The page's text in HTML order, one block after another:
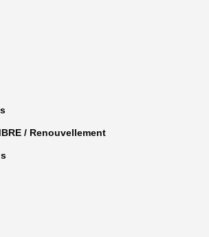
/ Renouvellement